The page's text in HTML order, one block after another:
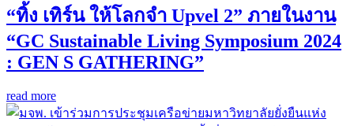
“ทิ้ง เทิร์น ให้โลกจำ Upvel 2” ภายในงาน
“GC Sustainable Living Symposium 2024
: GEN S GATHERING”
read more